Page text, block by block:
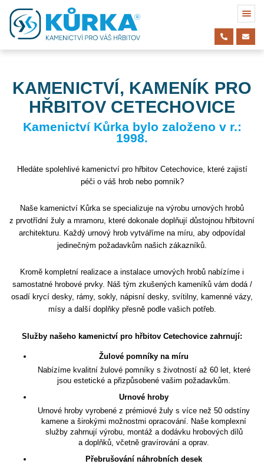
KAMENICTVÍ, KAMENÍK PRO
HŘBITOV CETECHOVICE
Kamenictví Kůrka bylo založeno v r.:
1998.
Hledáte spolehlivé kamenictví pro hřbitov Cetechovice, které zajistí
péči o váš hrob nebo pomník?
Naše kamenictví Kůrka se specializuje na výrobu urnových hrobů
z prvotřídní žuly a mramoru, které dokonale doplňují důstojnou hřbitovní
architekturu. Každý urnový hrob vytváříme na míru, aby odpovídal
jedinečným požadavkům našich zákazníků.
Kromě kompletní realizace a instalace urnových hrobů nabízíme i
samostatné hrobové prvky. Náš tým zkušených kameníků vám dodá /
osadí krycí desky, rámy, sokly, nápisní desky, svítilny, kamenné vázy,
mísy a další doplňky přesně podle vašich potřeb.
Služby našeho kamenictví pro hřbitov Cetechovice zahrnují:
Žulové pomníky na míru
Nabízíme kvalitní žulové pomníky s životností až 60 let, které
jsou estetické a přizpůsobené vašim požadavkům.
Urnové hroby
Urnové hroby vyrobené z prémiové žuly s více než 50 odstíny
kamene a širokými možnostmi opracování. Naše komplexní
služby zahrnují výrobu, montáž a dodávku hrobových dílů
a doplňků, včetně gravírování a oprav.
Přebrušování náhrobních desek